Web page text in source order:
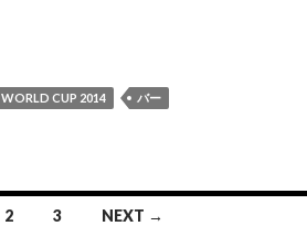
WORLD CUP 2014
バー
2 3 NEXT →